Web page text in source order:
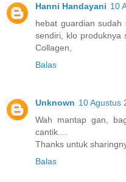
Hanni Handayani 10
hebat guardian sudah
sendiri, klo produknya
Collagen,
Balas
Unknown 10 Agustus
Wah mantap gan,
cantik....
Thanks untuk
Balas